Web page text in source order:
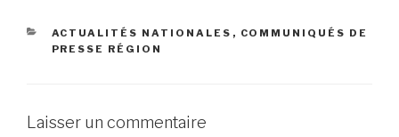
CATÉGORIES
ACTUALITÉS NATIONALES , COMMUNIQUÉS DE
PRESSE RÉGION
Laisser un commentaire